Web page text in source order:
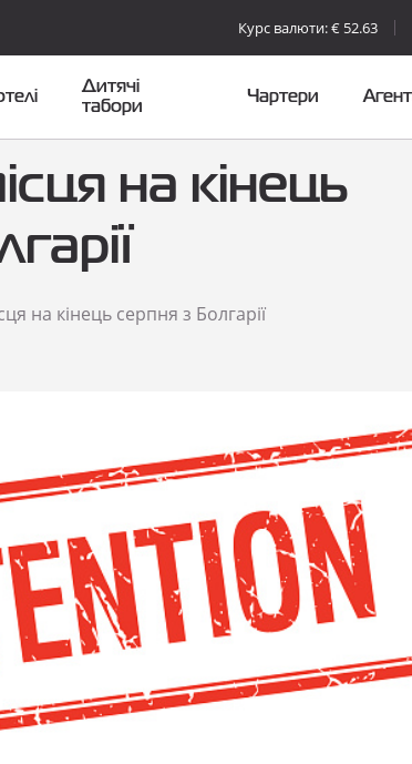
Курс валюти: € 52.63
Дитячі
табори
Чартери
на кінець
на кінець серпня з Болгарії